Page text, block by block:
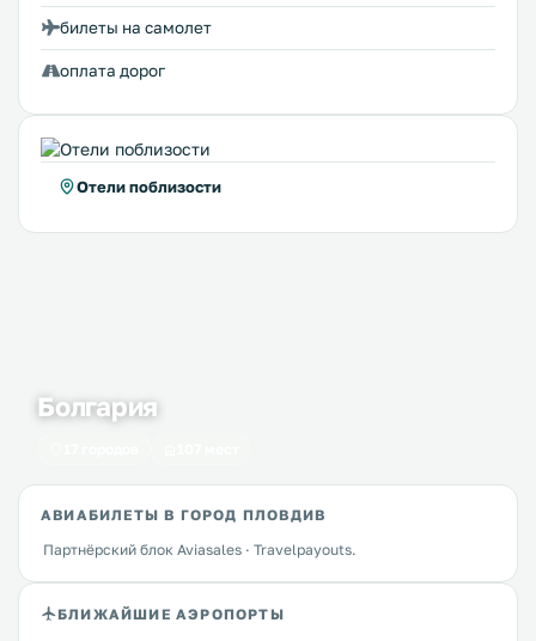
билеты на самолет
оплата дорог
Отели поблизости
Болгария
АВИАБИЛЕТЫ В ГОРОД ПЛОВДИВ
Партнёрский блок Aviasales · Travelpayouts.
БЛИЖАЙШИЕ АЭРОПОРТЫ